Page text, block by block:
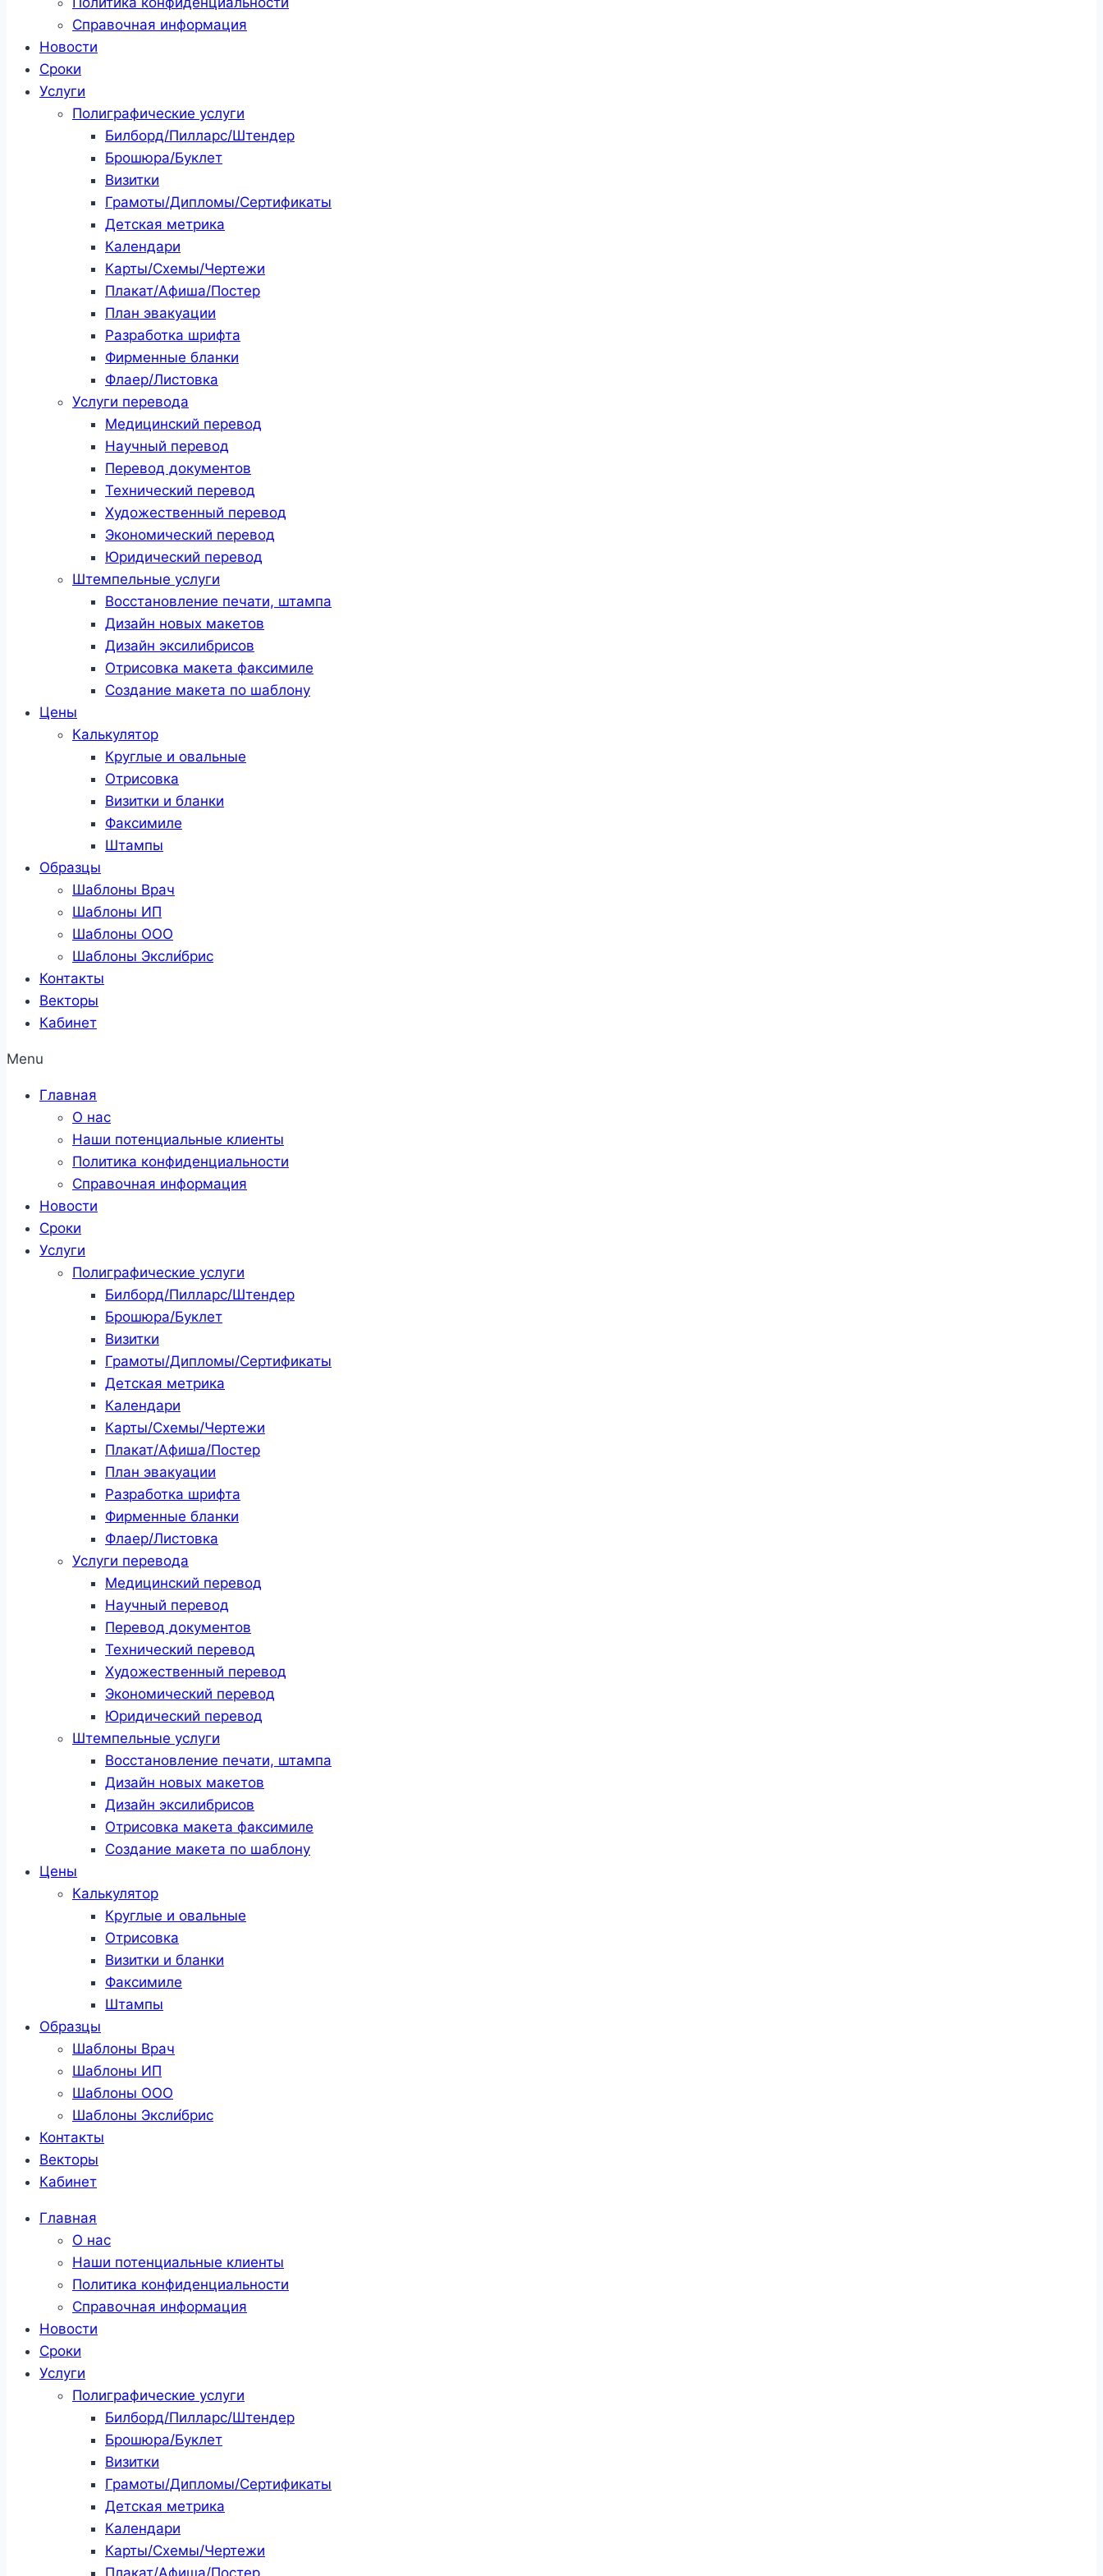
Справочная информация
Новости
Сроки
Услуги
Полиграфические услуги
Билборд/Пилларс/Штендер
Брошюра/Буклет
Визитки
Грамоты/Дипломы/Сертификаты
Детская метрика
Календари
Карты/Схемы/Чертежи
Плакат/Афиша/Постер
План эвакуации
Разработка шрифта
Фирменные бланки
Флаер/Листовка
Услуги перевода
Медицинский перевод
Научный перевод
Перевод документов
Технический перевод
Художественный перевод
Экономический перевод
Юридический перевод
Штемпельные услуги
Восстановление печати, штампа
Дизайн новых макетов
Дизайн эксилибрисов
Отрисовка макета факсимиле
Создание макета по шаблону
Цены
Калькулятор
Круглые и овальные
Отрисовка
Визитки и бланки
Факсимиле
Штампы
Образцы
Шаблоны Врач
Шаблоны ИП
Шаблоны ООО
Шаблоны Эксли́брис
Контакты
Векторы
Кабинет
Menu
Главная
О нас
Наши потенциальные клиенты
Политика конфиденциальности
Справочная информация
Новости
Сроки
Услуги
Полиграфические услуги
Билборд/Пилларс/Штендер
Брошюра/Буклет
Визитки
Грамоты/Дипломы/Сертификаты
Детская метрика
Календари
Карты/Схемы/Чертежи
Плакат/Афиша/Постер
План эвакуации
Разработка шрифта
Фирменные бланки
Флаер/Листовка
Услуги перевода
Медицинский перевод
Научный перевод
Перевод документов
Технический перевод
Художественный перевод
Экономический перевод
Юридический перевод
Штемпельные услуги
Восстановление печати, штампа
Дизайн новых макетов
Дизайн эксилибрисов
Отрисовка макета факсимиле
Создание макета по шаблону
Цены
Калькулятор
Круглые и овальные
Отрисовка
Визитки и бланки
Факсимиле
Штампы
Образцы
Шаблоны Врач
Шаблоны ИП
Шаблоны ООО
Шаблоны Эксли́брис
Контакты
Векторы
Кабинет
Главная
О нас
Наши потенциальные клиенты
Политика конфиденциальности
Справочная информация
Новости
Сроки
Услуги
Полиграфические услуги
Билборд/Пилларс/Штендер
Брошюра/Буклет
Визитки
Грамоты/Дипломы/Сертификаты
Детская метрика
Календари
Карты/Схемы/Чертежи
Плакат/Афиша/Постер